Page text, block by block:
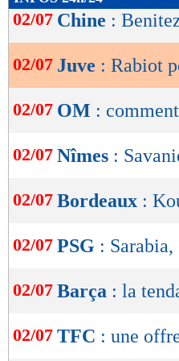
de
OK
02/07 Chine :
02/07 Juve : Rabiot
02/07 OM :
02/07 Nîmes :
02/07 Bordeaux :
02/07 PSG :
02/07 Barça : la
02/07 TFC : une